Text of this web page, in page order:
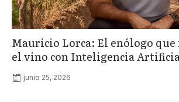
Mauricio Lorca: El enólogo
el vino con Inteligencia
junio 25, 2026